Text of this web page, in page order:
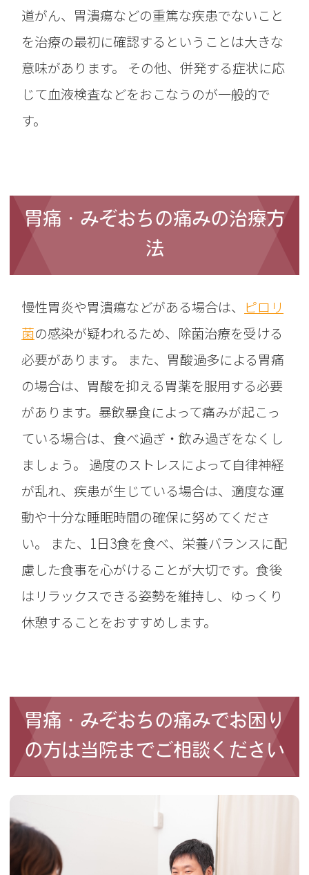
道がん、胃潰瘍などの重篤な疾患でないこと
を治療の最初に確認するということは大きな
意味があります。 その他、併発する症状に応
じて血液検査などをおこなうのが一般的で
す。
胃痛・みぞおちの痛みの治療方
法
慢性胃炎や胃潰瘍などがある場合は、 ピロリ
菌の感染が疑われるため、除菌治療を受ける
必要があります。 また、胃酸過多による胃痛
の場合は、胃酸を抑える胃薬を服用する必要
があります。暴飲暴食によって痛みが起こっ
ている場合は、食べ過ぎ・飲み過ぎをなくし
ましょう。 過度のストレスによって自律神経
が乱れ、疾患が生じている場合は、適度な運
動や十分な睡眠時間の確保に努めてくださ
い。 また、1日3食を食べ、栄養バランスに配
慮した食事を心がけることが大切です。食後
はリラックスできる姿勢を維持し、ゆっくり
休憩することをおすすめします。
胃痛・みぞおちの痛みでお困り
の方は当院までご相談ください